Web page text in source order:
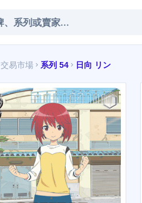
交易市場 chevron_right 系列 54 chevron_right 日向 リン